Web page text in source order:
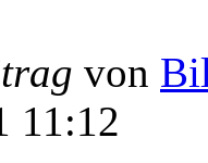
von
11:12